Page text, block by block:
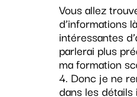
Vous allez
d’informations
intéressantes
parlerai plus
ma formation
4. Donc je ne
dans les détails